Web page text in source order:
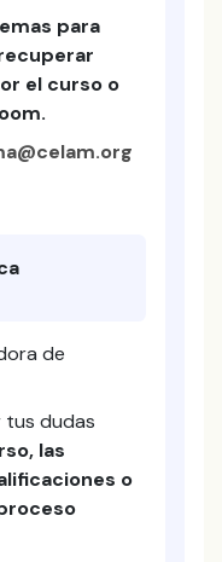
para
el curso o
de
tus dudas
las
o